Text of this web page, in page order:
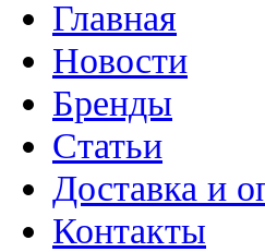
Главная
Новости
Бренды
Статьи
Доставка и
Контакты